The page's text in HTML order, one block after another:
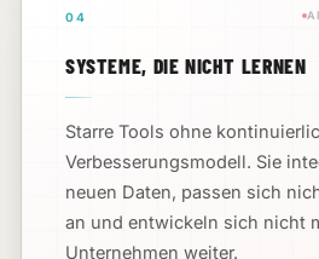
04
SYSTEME, DIE NICHT LERNEN
Starre Tools ohne
Verbesserungsmodell. Sie
neuen Daten, passen sich
an und entwickeln sich nicht
Unternehmen weiter.